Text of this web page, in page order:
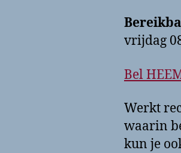
vrijdag
Bel
Werkt
waarin
kun je